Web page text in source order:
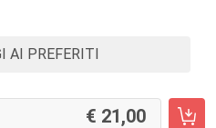
AI PREFERITI
21,00